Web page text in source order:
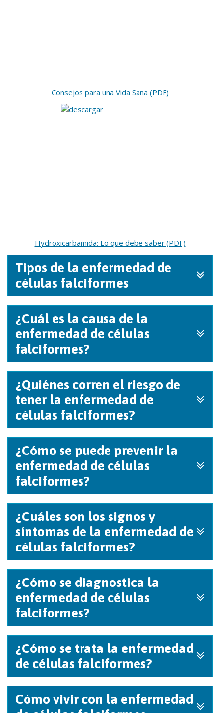
Consejos para una Vida Sana (PDF)
Hydroxicarbamida: Lo que debe saber (PDF)
Tipos de la enfermedad de
células falciformes
¿Cuál es la causa de la
enfermedad de células
falciformes?
¿Quiénes corren el riesgo de
tener la enfermedad de
células falciformes?
¿Cómo se puede prevenir la
enfermedad de células
falciformes?
¿Cuáles son los signos y
síntomas de la enfermedad de
células falciformes?
¿Cómo se diagnostica la
enfermedad de células
falciformes?
¿Cómo se trata la enfermedad
de células falciformes?
Cómo vivir con la enfermedad